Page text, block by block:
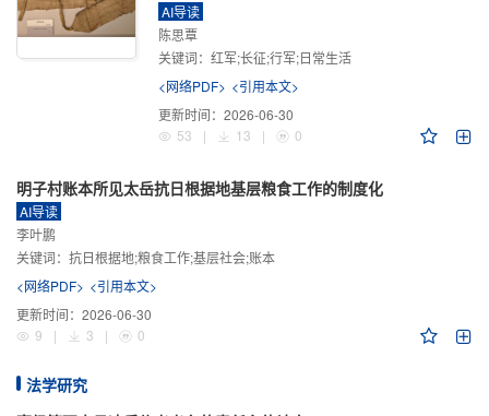
AI导读
陈思覃
关键词： 红军;长征;行军;日常生活
<网络PDF> <引用本文>
更新时间： 2026-06-30
53
| 13 | 0
明子村账本所见太岳抗日根据地基层粮食工作的制度化
AI导读
李叶鹏
关键词： 抗日根据地;粮食工作;基层社会;账本
<网络PDF> <引用本文>
更新时间： 2026-06-30
9
| 3 | 0
法学研究